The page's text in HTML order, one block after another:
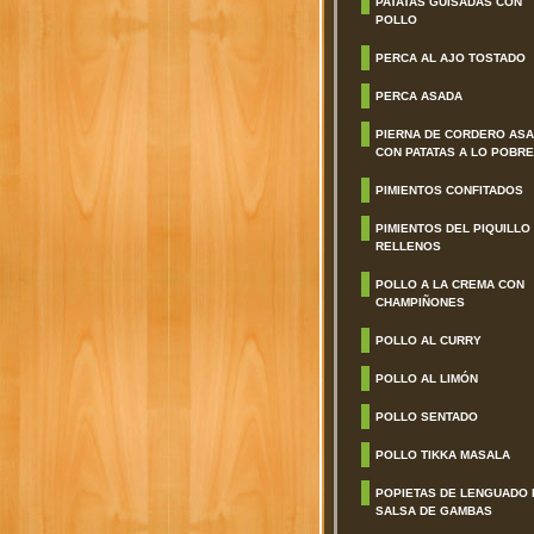
POLLO
PERCA AL AJO TOSTADO
PERCA ASADA
PIERNA DE CORDERO
CON PATATAS A LO POBRE
PIMIENTOS CONFITADOS
PIMIENTOS DEL PIQUILLO
RELLENOS
POLLO A LA CREMA CON
CHAMPIÑONES
POLLO AL CURRY
POLLO AL LIMÓN
POLLO SENTADO
POLLO TIKKA MASALA
POPIETAS DE LENGUADO
SALSA DE GAMBAS